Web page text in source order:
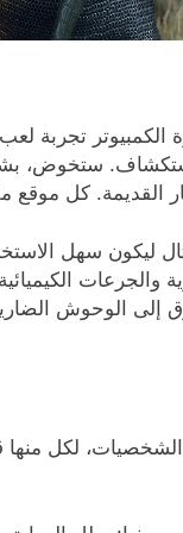
ستخوض،
ليكون سهل
والجرعات
إلى الوحوش